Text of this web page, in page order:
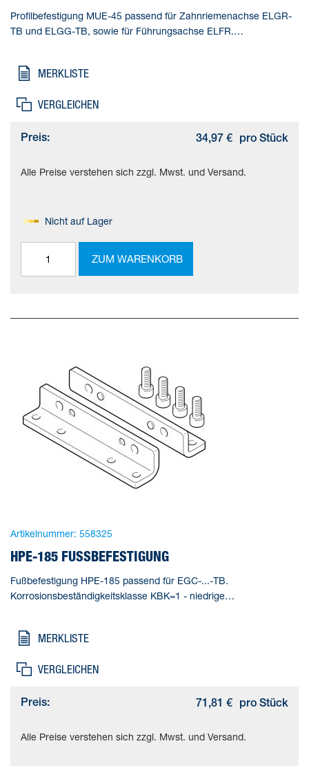
Profilbefestigung MUE-45 passend für Zahnriemenachse ELGR-
TB und ELGG-TB, sowie für Führungsachse ELFR.
Werkstoffhinweis=RoHS konform
MERKLISTE
VERGLEICHEN
Preis: 34,97 € pro Stück
Alle Preise verstehen sich zzgl. Mwst. und Versand.
Nicht auf Lager
ZUM WARENKORB
Artikelnummer: 558325
HPE-185 FUSSBEFESTIGUNG
Fußbefestigung HPE-185 passend für EGC-...-TB.
Korrosionsbeständigkeitsklasse KBK=1 - niedrige
MERKLISTE
VERGLEICHEN
Preis: 71,81 € pro Stück
Alle Preise verstehen sich zzgl. Mwst. und Versand.